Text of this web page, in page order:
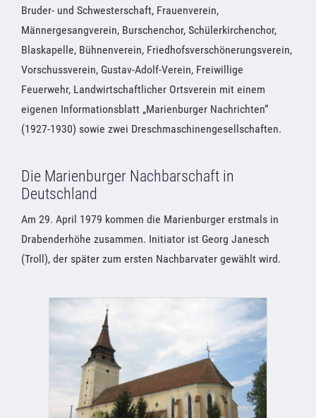
Bruder- und Schwesterschaft, Frauenverein,
Männergesangverein, Burschenchor, Schülerkirchenchor,
Blaskapelle, Bühnenverein, Friedhofsverschönerungsverein,
Vorschussverein, Gustav-Adolf-Verein, Freiwillige
Feuerwehr, Landwirtschaftlicher Ortsverein mit einem
eigenen Informationsblatt „Marienburger Nachrichten“
(1927-1930) sowie zwei Dreschmaschinengesellschaften.
Die Marienburger Nachbarschaft in
Deutschland
Am 29. April 1979 kommen die Marienburger erstmals in
Drabenderhöhe zusammen. Initiator ist Georg Janesch
(Troll), der später zum ersten Nachbarvater gewählt wird.